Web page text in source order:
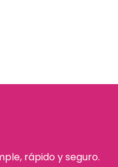
rápido y seguro.